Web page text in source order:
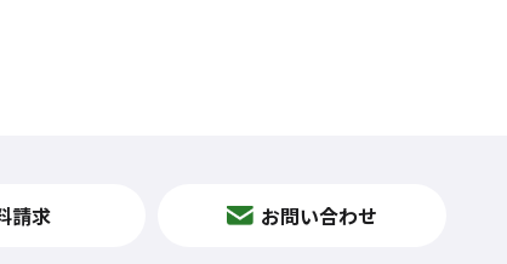
請求 お問い合わせ